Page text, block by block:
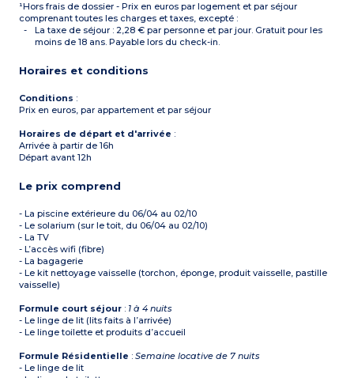
jardin
¹Hors frais de dossier - Prix en euros par logement et par séjour
comprenant toutes les charges et taxes, excepté :
La taxe de séjour : 2,28 € par personne et par jour. Gratuit pour les
moins de 18 ans. Payable lors du check-in.
Horaires et conditions
Conditions :
Prix en euros, par appartement et par séjour
Horaires de départ et d'arrivée :
Arrivée à partir de 16h
Départ avant 12h
Le prix comprend
- La piscine extérieure du 06/04 au 02/10
- Le solarium (sur le toit, du 06/04 au 02/10)
- La TV
- L’accès wifi (fibre)
- La bagagerie
- Le kit nettoyage vaisselle (torchon, éponge, produit vaisselle, pastille
vaisselle)
Formule court séjour : 1 à 4 nuits
- Le linge de lit (lits faits à l’arrivée)
- Le linge toilette et produits d’accueil
Formule Résidentielle :Semaine locative de 7 nuits
- Le linge de lit